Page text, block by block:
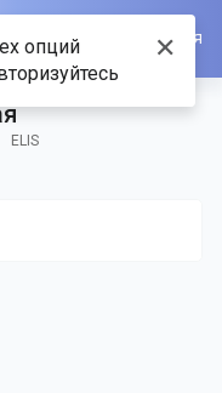
Зарегистрироваться
ELIS
опций
✕